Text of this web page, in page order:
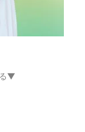
▼